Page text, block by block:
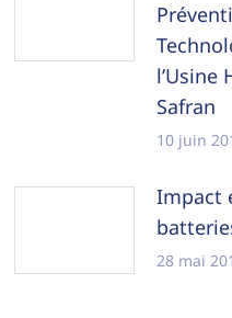
l’Usine
Safran
10 juin
Impact
28 mai